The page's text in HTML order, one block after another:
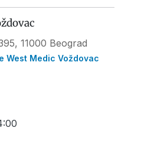
, 11000 Beograd
West Medic Voždovac